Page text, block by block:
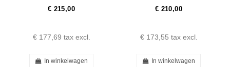
€ 215,00
€ 177,69 tax excl.
In winkelwagen
1897680202
€ 210,00
€ 173,55 tax excl.
In winkelwagen